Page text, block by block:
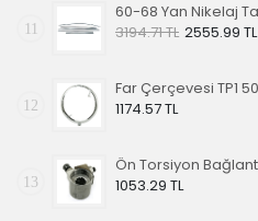
11
3194.71 TL 2555.99 TL
12
1174.57 TL
13
1053.29 TL